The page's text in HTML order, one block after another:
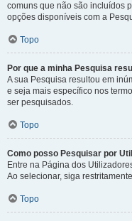
comuns que não são incluídos
opções disponíveis com a
Topo
Por que a minha Pesquisa
A sua Pesquisa resultou em
e seja mais específico nos
ser pesquisados.
Topo
Como posso Pesquisar por
Entre na Página dos
Ao selecionar, siga
Topo